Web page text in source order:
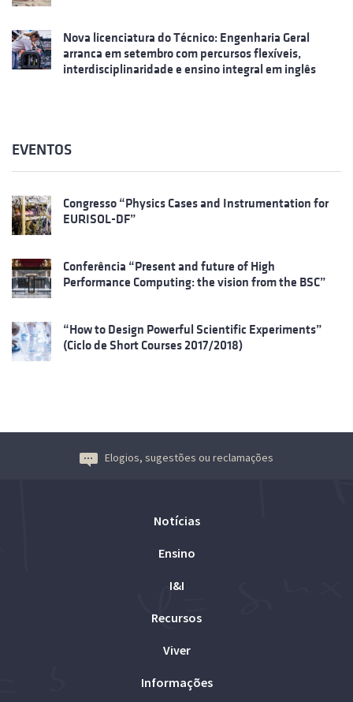
Nova licenciatura do Técnico: Engenharia Geral
arranca em setembro com percursos flexíveis,
interdisciplinaridade e ensino integral em inglês
EVENTOS
Congresso “Physics Cases and Instrumentation for
EURISOL-DF”
Conferência “Present and future of High
Performance Computing: the vision from the BSC”
“How to Design Powerful Scientific Experiments”
(Ciclo de Short Courses 2017/2018)
Elogios, sugestões ou reclamações
Notícias
Ensino
I&I
Recursos
Viver
Informações